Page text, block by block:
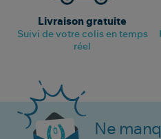
Livraison gratuite
Suivi de votre colis en temps
réel
Ne